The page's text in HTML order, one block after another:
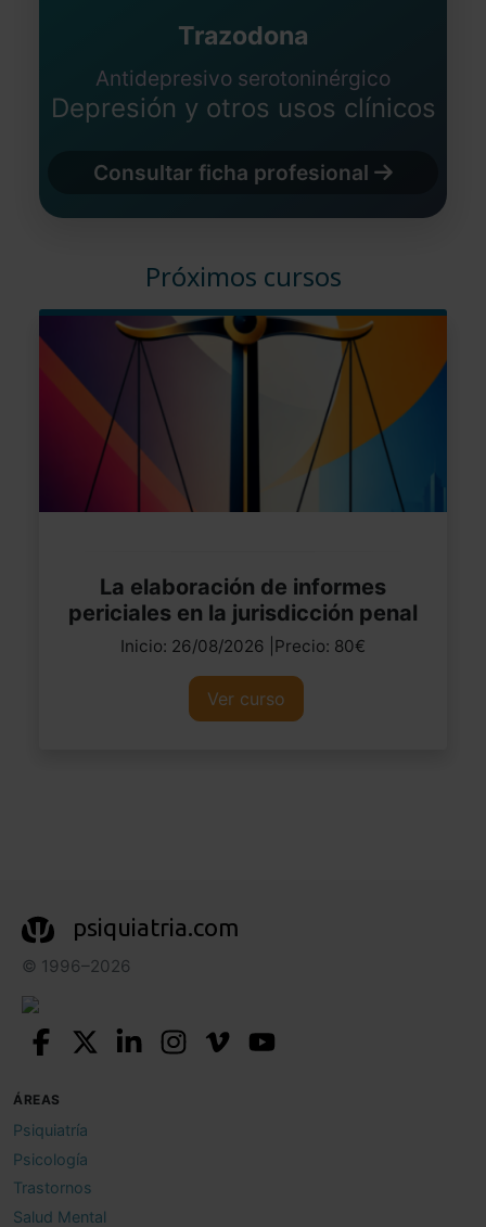
Trazodona
Antidepresivo serotoninérgico
Depresión y otros usos clínicos
Consultar ficha profesional
Próximos cursos
La elaboración de informes
periciales en la jurisdicción penal
Inicio: 26/08/2026 |Precio: 80€
Ver curso
psiquiatria.com
© 1996–2026
ÁREAS
Psiquiatría
Psicología
Trastornos
Salud Mental